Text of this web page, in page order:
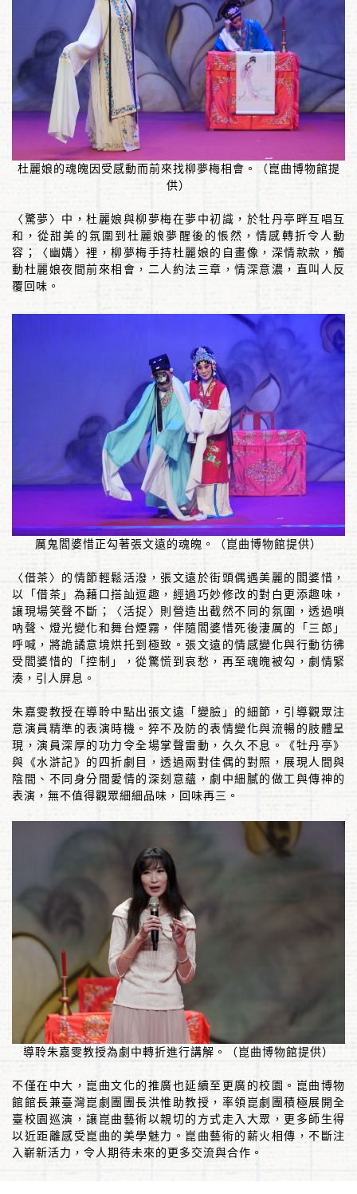
杜麗娘的魂魄因受感動而前來找柳夢梅相會。（崑曲博物館提
供）
〈驚夢〉中，杜麗娘與柳夢梅在夢中初識，於牡丹亭畔互唱互
和，從甜美的氛圍到杜麗娘夢醒後的悵然，情感轉折令人動
容；〈幽媾〉裡，柳夢梅手持杜麗娘的自畫像，深情款款，觸
動杜麗娘夜間前來相會，二人約法三章，情深意濃，直叫人反
覆回味。
厲鬼閻婆惜正勾著張文遠的魂魄。（崑曲博物館提供）
〈借茶〉的情節輕鬆活潑，張文遠於街頭偶遇美麗的閻婆惜，
以「借茶」為藉口搭訕逗趣，經過巧妙修改的對白更添趣味，
讓現場笑聲不斷；〈活捉〉則營造出截然不同的氛圍，透過嗩
吶聲、燈光變化和舞台煙霧，伴隨閻婆惜死後淒厲的「三郎」
呼喊，將詭譎意境烘托到極致。張文遠的情感變化與行動彷彿
受閻婆惜的「控制」，從驚慌到哀愁，再至魂魄被勾，劇情緊
湊，引人屏息。
朱嘉雯教授在導聆中點出張文遠「變臉」的細節，引導觀眾注
意演員精準的表演時機。猝不及防的表情變化與流暢的肢體呈
現，演員深厚的功力令全場掌聲雷動，久久不息。《牡丹亭》
與《水滸記》的四折劇目，透過兩對佳偶的對照，展現人間與
陰間、不同身分間愛情的深刻意蘊，劇中細膩的做工與傳神的
表演，無不值得觀眾細細品味，回味再三。
導聆朱嘉雯教授為劇中轉折進行講解。（崑曲博物館提供）
不僅在中大，崑曲文化的推廣也延續至更廣的校園。崑曲博物
館館長兼臺灣崑劇團團長洪惟助教授，率領崑劇團積極展開全
臺校園巡演，讓崑曲藝術以親切的方式走入大眾，更多師生得
以近距離感受崑曲的美學魅力。崑曲藝術的薪火相傳，不斷注
入嶄新活力，令人期待未來的更多交流與合作。